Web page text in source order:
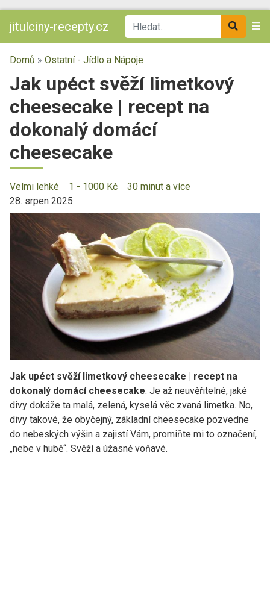
jitulciny-recepty.cz
Domů » Ostatní - Jídlo a Nápoje
Jak upéct svěží limetkový
cheesecake | recept na
dokonalý domácí
cheesecake
Velmi lehké 1 - 1000 Kč
30 minut a více
28. srpen 2025
Jak upéct svěží limetkový cheesecake | recept na
dokonalý domácí cheesecake. Je až neuvěřitelné, jaké
divy dokáže ta malá, zelená, kyselá věc zvaná limetka. No,
divy takové, že obyčejný, základní cheesecake pozvedne
do nebeských výšin a zajistí Vám, promiňte mi to označení,
„nebe v hubě“. Svěží a úžasně voňavé.